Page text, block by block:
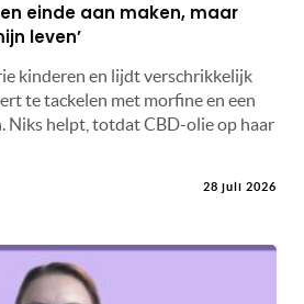
einde aan maken, maar
leven’
kinderen en lijdt verschrikkelijk
te tackelen met morfine en een
Niks helpt, totdat CBD-olie op haar
28 juli 2026